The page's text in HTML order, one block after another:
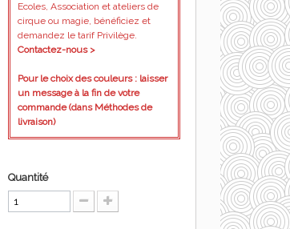
Ecoles, Association et ateliers de
cirque ou magie, bénéficiez et
demandez le tarif Privilège.
Contactez-nous >
Pour le choix des couleurs : laisser
un message à la fin de votre
commande (dans Méthodes de
livraison)
Quantité